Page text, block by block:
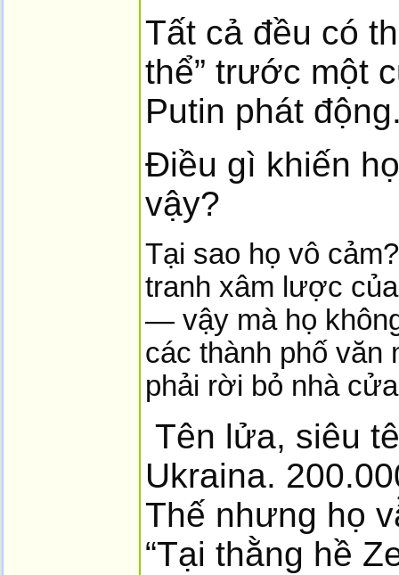
Tất cả đều có
thể” trước một
Putin phát
Điều gì khiến
vậy?
Tại sao họ vô
tranh xâm lược
— vậy mà họ
các thành phố văn
phải rời bỏ nhà
Tên lửa, siêu
Ukraina.
Thế nhưng họ
“Tại thằng hề